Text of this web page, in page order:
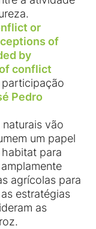
or
of
by
conflict
participação
Pedro
vão
um papel
para
agrícolas para
estratégias
as